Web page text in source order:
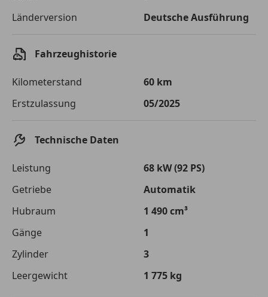
Sollzinssatz
Monatliche Rate € 386,25
Die tatsächlichen Konditionen sind abhängig von Ihrer Bonität sowie
von der von Ihnen gewählten Bank. Rückzahlungszeitraum 1-10
Jetzt berechnen
Länderversion
Deutsche Ausführung
Fahrzeughistorie
Kilometerstand
60 km
Erstzulassung
05/2025
Technische Daten
Leistung
68 kW (92 PS)
Getriebe
Automatik
Hubraum
1 490 cm³
Gänge
1
Zylinder
3
Leergewicht
1 775 kg